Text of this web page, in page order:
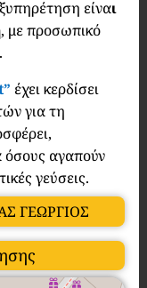
είναι
, με προσωπικό
έχει κερδίσει
για τη
όσους αγαπούν
γεύσεις.
ΓΕΩΡΓΙΟΣ